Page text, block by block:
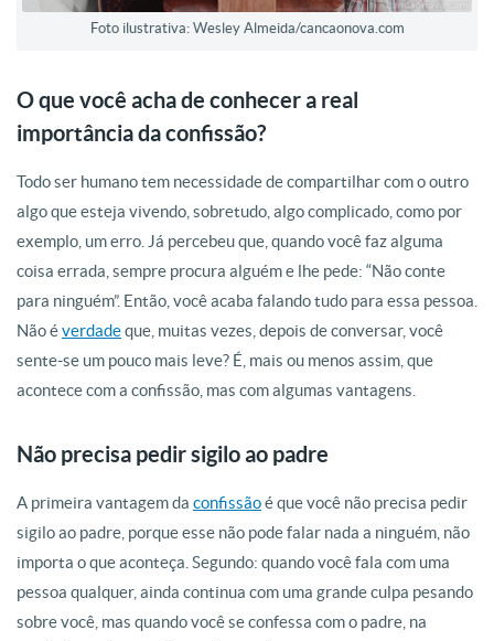
Foto ilustrativa: Wesley Almeida/cancaonova.com
O que você acha de conhecer a real
importância da confissão?
Todo ser humano tem necessidade de compartilhar com o outro
algo que esteja vivendo, sobretudo, algo complicado, como por
exemplo, um erro. Já percebeu que, quando você faz alguma
coisa errada, sempre procura alguém e lhe pede: “Não conte
para ninguém”. Então, você acaba falando tudo para essa pessoa.
Não éverdadeque, muitas vezes, depois de conversar, você
sente-se um pouco mais leve? É, mais ou menos assim, que
acontece com a confissão, mas com algumas vantagens.
Não precisa pedir sigilo ao padre
A primeira vantagem da confissãoé que você não precisa pedir
sigilo ao padre, porque esse não pode falar nada a ninguém, não
importa o que aconteça. Segundo: quando você fala com uma
pessoa qualquer, ainda continua com uma grande culpa pesando
sobre você, mas quando você se confessa com o padre, na